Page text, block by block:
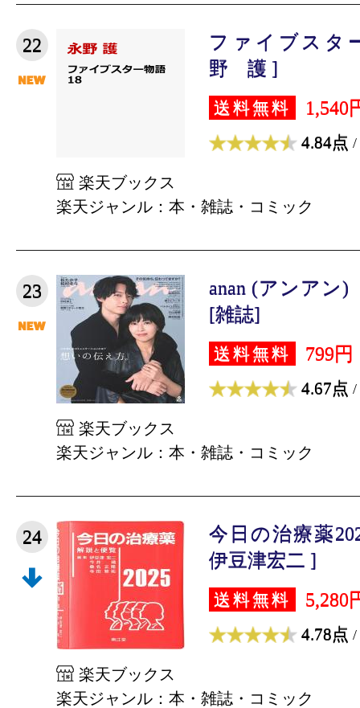
22
ファイブスタ
野 護 ]
送料無料 1,540
4.84点 /
楽天ブックス
楽天ジャンル：本・雑誌・コミック
23
anan (アンアン
[雑誌]
送料無料 799円
4.67点 /
楽天ブックス
楽天ジャンル：本・雑誌・コミック
24
今日の治療薬
伊豆津宏二 ]
送料無料 5,280
4.78点 /
楽天ブックス
楽天ジャンル：本・雑誌・コミック